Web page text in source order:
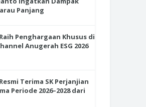
Panjang
Penghargaan Khusus di
Anugerah ESG 2026
Terima SK Perjanjian
Periode 2026–2028 dari